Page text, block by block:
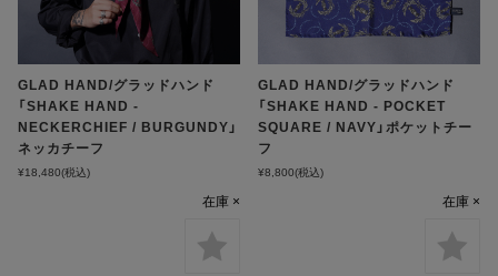
GLAD HAND/グラッドハンド
「SHAKE HAND -
NECKERCHIEF / BURGUNDY」
ネッカチーフ
¥18,480(税込)
在庫 ×
GLAD HAND/グラッドハンド
「SHAKE HAND - POCKET
SQUARE / NAVY」ポケットチー
フ
¥8,800(税込)
在庫 ×